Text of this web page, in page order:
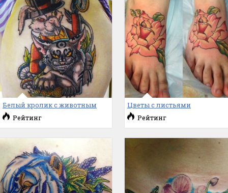
Белый кролик с животным
Рейтинг
Цветы с листьями
Рейтинг